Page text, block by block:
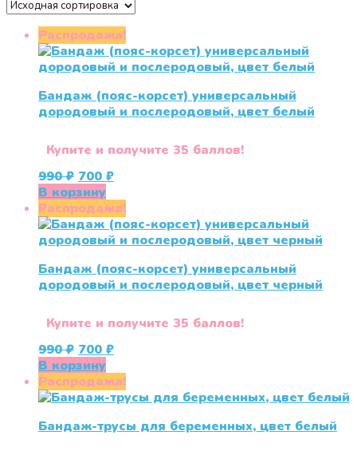
Распродажа!
Бандаж (пояс-корсет) универсальный
дородовый и послеродовый, цвет белый
Купите и получите 35 баллов!
990₽ Первоначальная
цена
составляла
990 ₽.
700 ₽Текущая
700 ₽.
В корзину
Распродажа!
Бандаж (пояс-корсет) универсальный
дородовый и послеродовый, цвет черный
Купите и получите 35 баллов!
990₽ Первоначальная
цена
составляла
990 ₽.
700 ₽Текущая
700 ₽.
В корзину
Распродажа!
Бандаж-трусы для беременных, цвет белый